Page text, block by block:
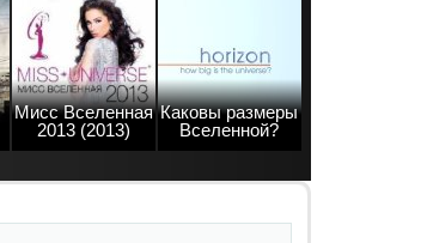
Мисс Вселенная
2013 (2013)
Каковы размеры
Вселенной?